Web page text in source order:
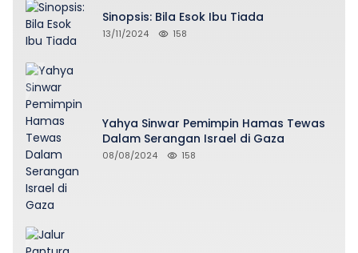
Sinopsis: Bila Esok Ibu Tiada
13/11/2024 158
Yahya Sinwar Pemimpin Hamas Tewas
Dalam Serangan Israel di Gaza
08/08/2024 158